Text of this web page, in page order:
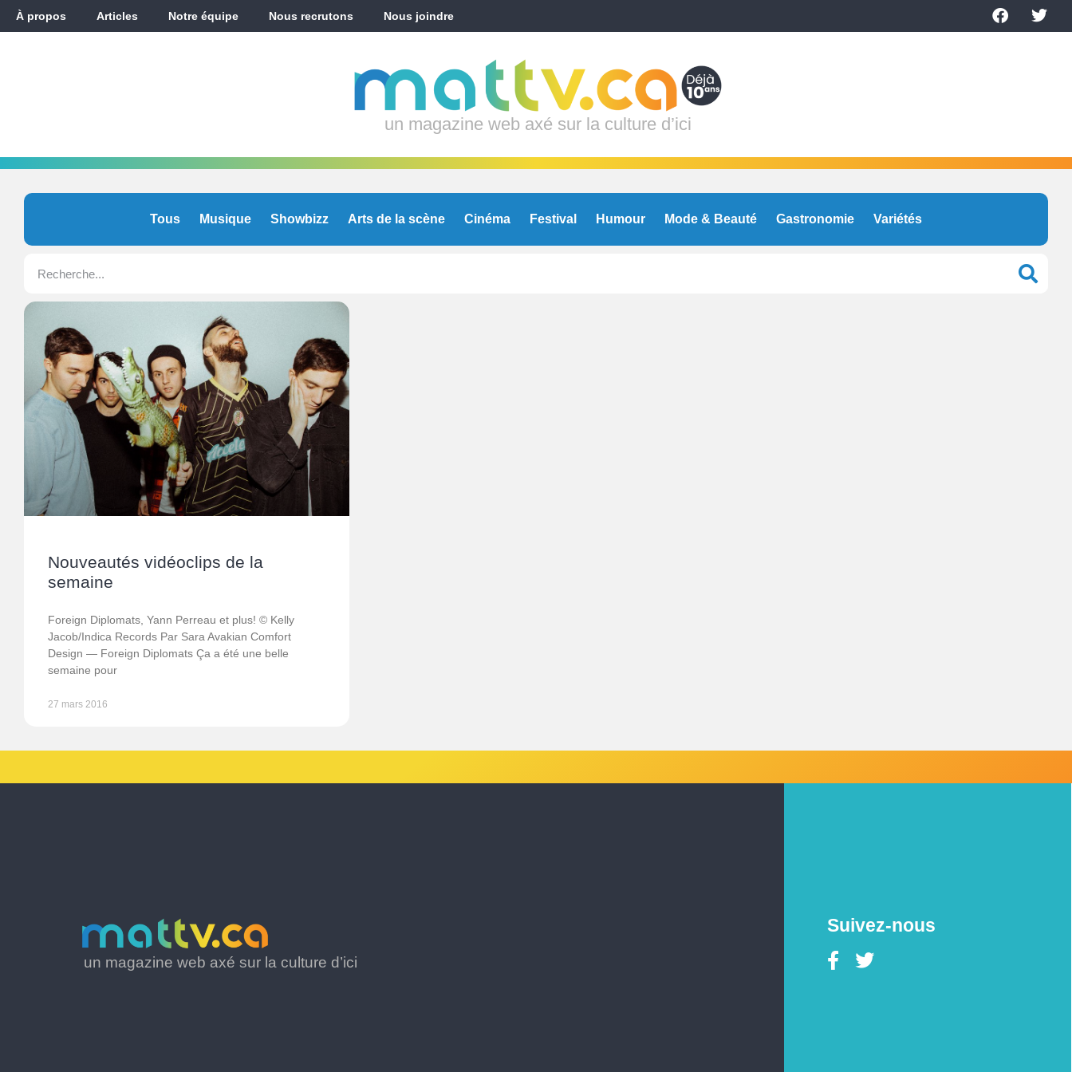
À propos Articles Notre équipe Nous recrutons Nous joindre
un magazine web axé sur la culture d’ici
Tous Musique Showbizz Arts de la scène Cinéma Festival Humour Mode & Beauté Gastronomie Variétés
Nouveautés vidéoclips de la
semaine
Foreign Diplomats, Yann Perreau et plus! © Kelly
Jacob/Indica Records Par Sara Avakian Comfort
Design — Foreign Diplomats Ça a été une belle
semaine pour
27 mars 2016
un magazine web axé sur la culture d’ici
Suivez-nous